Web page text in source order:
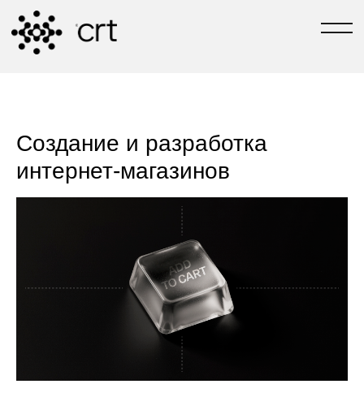
РАЗРАБОТЧИКИ №1 В ТЮМЕНИ
Создание и разработка
интернет-магазинов